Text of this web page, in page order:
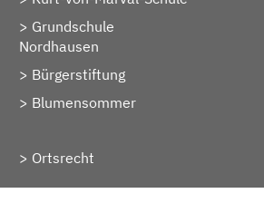
Grundschule
Nordhausen
Bürgerstiftung
Blumensommer
Ortsrecht